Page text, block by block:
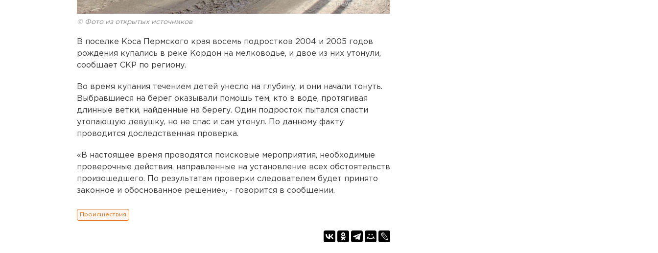
© Фото из открытых источников
В поселке Коса Пермского края восемь подростков 2004 и 2005 годов
рождения купались в реке Кордон на мелководье, и двое из них утонули,
сообщает СКР по региону.
Во время купания течением детей унесло на глубину, и они начали тонуть.
Выбравшиеся на берег оказывали помощь тем, кто в воде, протягивая
длинные ветки, найденные на берегу. Один подросток пытался спасти
утопающую девушку, но не спас и сам утонул. По данному факту
проводится доследственная проверка.
«В настоящее время проводятся поисковые мероприятия, необходимые
проверочные действия, направленные на установление всех обстоятельств
произошедшего. По результатам проверки следователем будет принято
законное и обоснованное решение», - говорится в сообщении.
Происшествия